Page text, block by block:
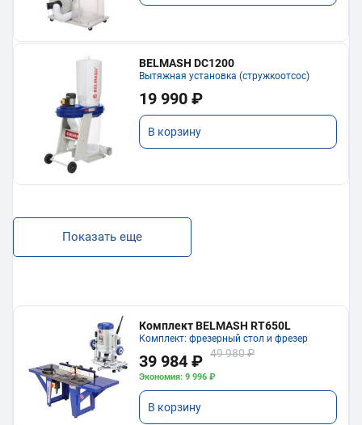
BELMASH DC1200
Вытяжная установка (стружкоотсос)
19 990 ₽
В корзину
Показать еще
Комплект BELMASH RT650L
Комплект: фрезерный стол и фрезер
39 984 ₽ 49 980 ₽
Экономия: 9 996 ₽
В корзину